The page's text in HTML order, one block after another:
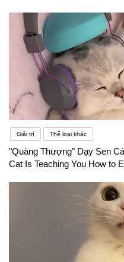
Giải trí Thể loại khác
"Quàng Thượng" Dạy Sen
Cat Is Teaching You How to